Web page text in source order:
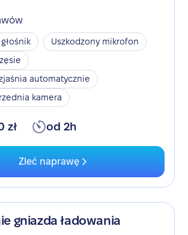
Uszkodzony mikrofon
automatycznie
kamera
zł od 2h
Zleć naprawę
gniazda ładowania